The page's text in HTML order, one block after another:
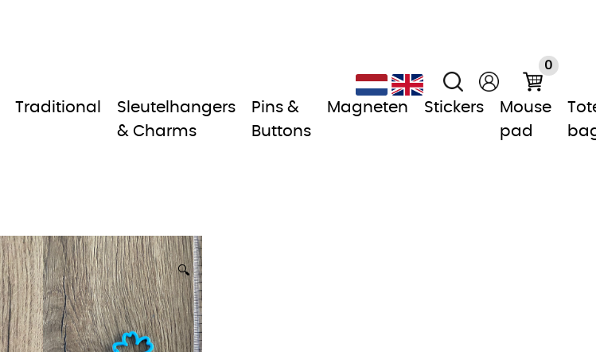
0
Traditional
Sleutelhangers
& Charms
Pins &
Buttons
Magneten Stickers
Mouse
pad
🔍